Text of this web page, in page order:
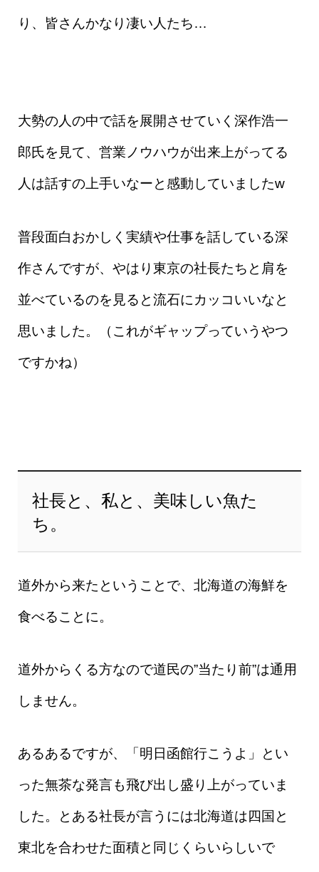
り、皆さんかなり凄い人たち…
大勢の人の中で話を展開させていく深作浩一
郎氏を見て、営業ノウハウが出来上がってる
人は話すの上手いなーと感動していましたw
普段面白おかしく実績や仕事を話している深
作さんですが、やはり東京の社長たちと肩を
並べているのを見ると流石にカッコいいなと
思いました。（これがギャップっていうやつ
ですかね）
社長と、私と、美味しい魚た
ち。
道外から来たということで、北海道の海鮮を
食べることに。
道外からくる方なので道民の”当たり前”は通用
しません。
あるあるですが、「明日函館行こうよ」とい
った無茶な発言も飛び出し盛り上がっていま
した。とある社長が言うには北海道は四国と
東北を合わせた面積と同じくらいらしいで